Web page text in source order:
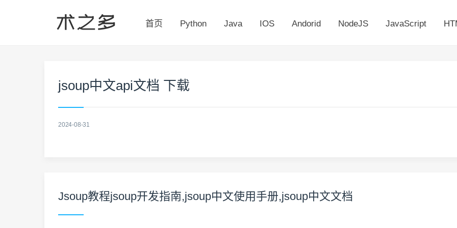
首页 Python Java IOS Andorid NodeJS JavaScript
jsoup中文api文档 下载
2024-08-31
Jsoup教程jsoup开发指南,jsoup中文使用手册,jsoup中文文档